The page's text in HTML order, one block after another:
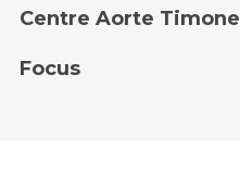
Centre Aorte Timone
Focus